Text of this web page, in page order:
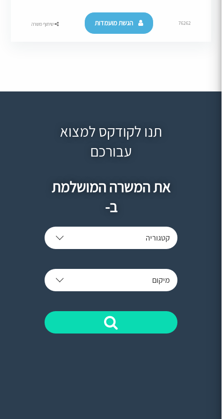
76262 הגשת מועמדות שיתוף משרה
תנו לקודקס למצוא
עבורכם
את המשרה המושלמת
ב-
קטגוריה
מיקום